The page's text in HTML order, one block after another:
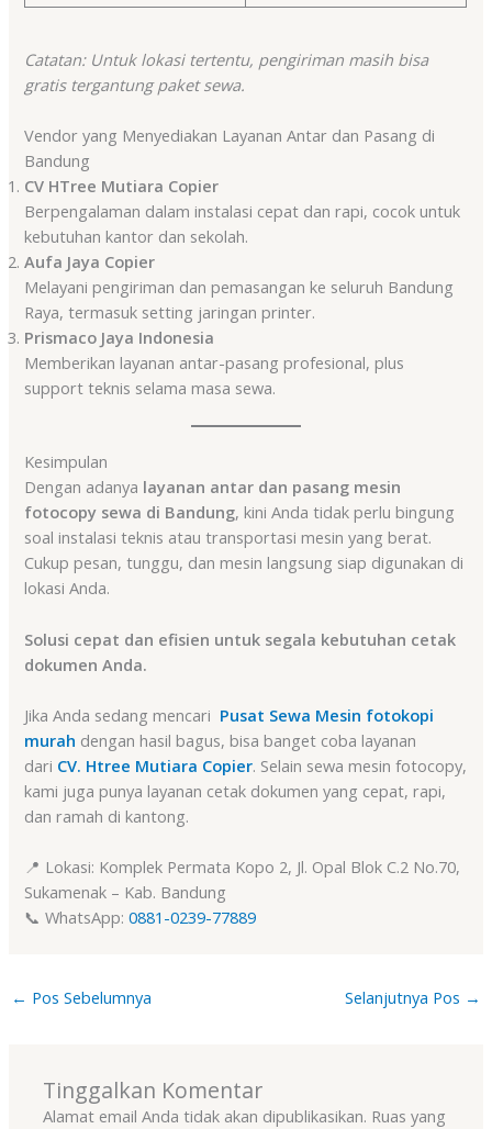
Catatan: Untuk lokasi tertentu, pengiriman masih bisa
gratis tergantung paket sewa.
Vendor yang Menyediakan Layanan Antar dan Pasang di
Bandung
CV HTree Mutiara Copier
Berpengalaman dalam instalasi cepat dan rapi, cocok untuk
kebutuhan kantor dan sekolah.
Aufa Jaya Copier
Melayani pengiriman dan pemasangan ke seluruh Bandung
Raya, termasuk setting jaringan printer.
Prismaco Jaya Indonesia
Memberikan layanan antar-pasang profesional, plus
support teknis selama masa sewa.
Kesimpulan
Dengan adanya layanan antar dan pasang mesin
fotocopy sewa di Bandung, kini Anda tidak perlu bingung
soal instalasi teknis atau transportasi mesin yang berat.
Cukup pesan, tunggu, dan mesin langsung siap digunakan di
lokasi Anda.
Solusi cepat dan efisien untuk segala kebutuhan cetak
dokumen Anda.
Jika Anda sedang mencari Pusat Sewa Mesin fotokopi
murah dengan hasil bagus, bisa banget coba layanan
dari CV. Htree Mutiara Copier. Selain sewa mesin fotocopy,
kami juga punya layanan cetak dokumen yang cepat, rapi,
dan ramah di kantong.
📍 Lokasi: Komplek Permata Kopo 2, Jl. Opal Blok C.2 No.70,
Sukamenak – Kab. Bandung
📞 WhatsApp:0881-0239-77889
← Pos Sebelumnya Selanjutnya Pos →
Tinggalkan Komentar
Alamat email Anda tidak akan dipublikasikan. Ruas yang